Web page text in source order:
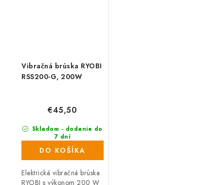
Vibračná brúska RYOBI
RSS200-G, 200W
Skladom - dodanie do
7 dní
(988 ks)
€45,50
DO KOŠÍKA
Elektrická vibračná brúska
RYOBI s výkonom 200 W